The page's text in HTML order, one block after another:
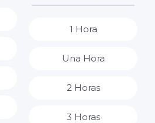
1 Hora
Una Hora
2 Horas
3 Horas